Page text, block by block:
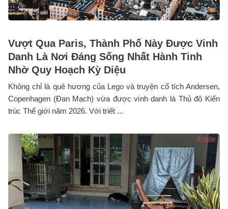
Vượt Qua Paris, Thành Phố Này Được Vinh
Danh Là Nơi Đáng Sống Nhất Hành Tinh
Nhờ Quy Hoạch Kỳ Diệu
Không chỉ là quê hương của Lego và truyện cổ tích Andersen,
Copenhagen (Đan Mạch) vừa được vinh danh là Thủ đô Kiến
trúc Thế giới năm 2026. Với triết ...